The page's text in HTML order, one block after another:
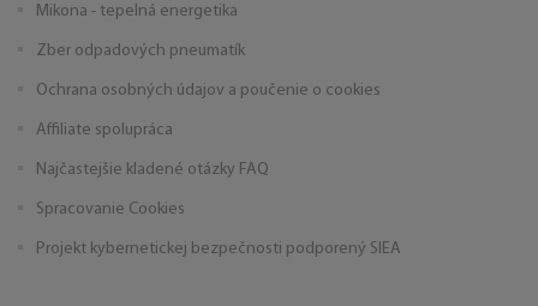
Mikona - tepelná energetika
Zber odpadových pneumatík
Ochrana osobných údajov a poučenie o cookies
Affiliate spolupráca
Najčastejšie kladené otázky FAQ
Spracovanie Cookies
Projekt kybernetickej bezpečnosti podporený SIEA